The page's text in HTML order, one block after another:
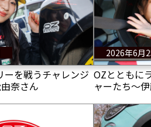
ーを戦うチャレンジ
奈さん
2026年6月
OZとともに
ャーたち〜